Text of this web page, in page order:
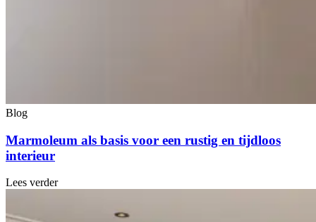
Blog
Marmoleum als basis voor een rustig en tijdloos
interieur
Lees verder